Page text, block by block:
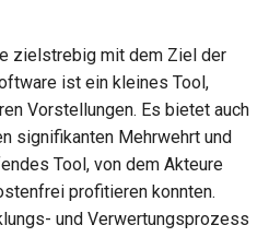
zielstrebig mit dem Ziel der
ist ein kleines Tool,
Vorstellungen. Es bietet auch
signifikanten Mehrwehrt und
Tool, von dem Akteure
profitieren konnten.
und Verwertungsprozess